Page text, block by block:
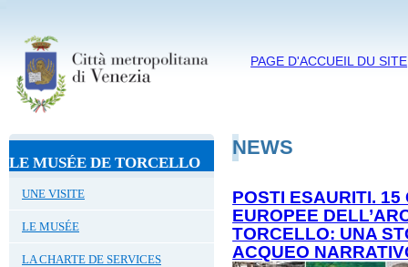
PAGE D'ACCUEIL DU SITE
LE MUSÉE DE TORCELLO
UNE VISITE
LE MUSÉE
LA CHARTE DE SERVICES
NEWS
POSTI ESAURITI. 15
EUROPEE
TORCELLO: UNA
ACQUEO